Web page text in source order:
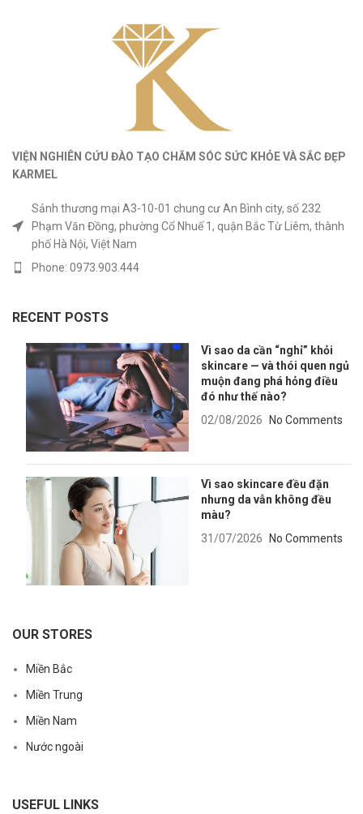
VIỆN NGHIÊN CỨU ĐÀO TẠO CHĂM SÓC SỨC KHỎEVÀSẮC ĐẸP
KARMEL
Sảnh thương mại A3-10-01 chung cư An Bình city, số 232
Phạm Văn Đồng, phường Cổ Nhuế 1, quận Bắc Từ Liêm, thành
phố Hà Nội, Việt Nam
Phone: 0973.903.444
RECENT POSTS
Vì sao da cần “nghỉ” khỏi
skincare — và thói quen ngủ
muộn đang phá hỏng điều
đó như thế nào?
02/08/2026
No Comments
Vì sao skincare đều đặn
nhưng da vẫn không đều
màu?
31/07/2026
No Comments
OUR STORES
Miền Bắc
Miền Trung
Miền Nam
Nước ngoài
USEFUL LINKS